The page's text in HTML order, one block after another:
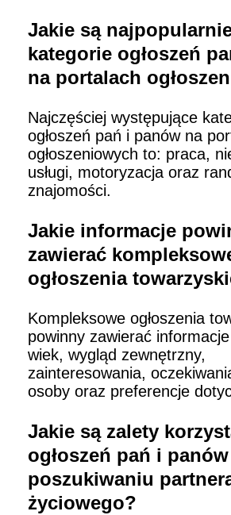
Jakie są
kategorie ogłoszeń
na portalach
Najczęściej występujące
ogłoszeń pań i panów na
ogłoszeniowych to: praca,
usługi, motoryzacja oraz
znajomości.
Jakie informacje
zawierać
ogłoszenia
Kompleksowe ogłoszenia
powinny zawierać
wiek, wygląd zewnętrzny,
zainteresowania,
osoby oraz preferencje
Jakie są zalety
ogłoszeń pań i
poszukiwaniu
życiowego?